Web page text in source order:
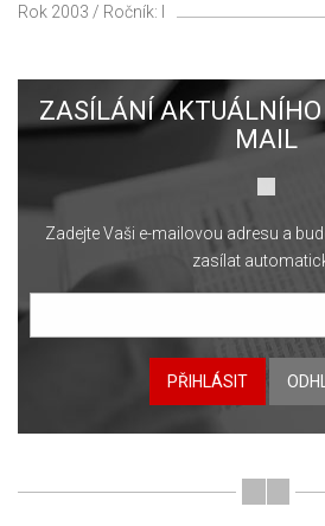
Rok 2003 / Ročník: I
ZASÍLÁNÍ
MAIL
Zadejte Vaši e-mailovou adresu a
zasílat
PŘIHLÁSIT